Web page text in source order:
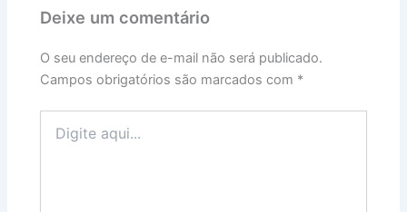
Deixe um comentário
O seu endereço de e-mail não será publicado.
Campos obrigatórios são marcados com *
aqui...